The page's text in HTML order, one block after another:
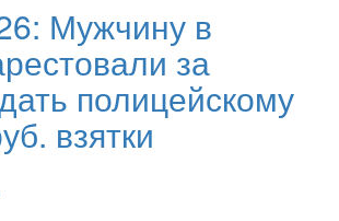
Мужчину в
за
полицейскому
взятки